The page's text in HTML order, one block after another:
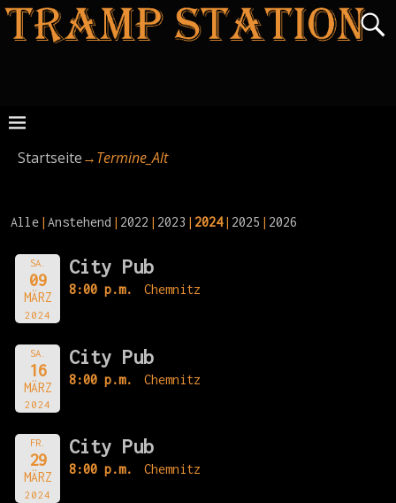
Startseite→Termine_Alt
Alle Anstehend 2022 2023 2024 2025 2026
SA.
09
MÄRZ
2024
City Pub
8:00 p.m. Chemnitz
SA.
16
MÄRZ
2024
City Pub
8:00 p.m. Chemnitz
FR.
29
MÄRZ
2024
City Pub
8:00 p.m. Chemnitz